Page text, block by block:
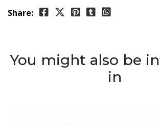
Share:
You might also be
in